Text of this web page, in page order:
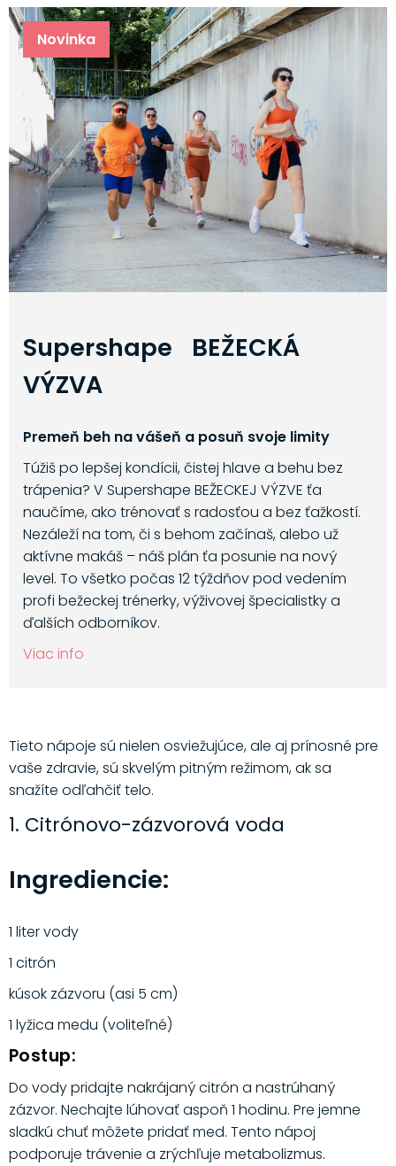
Novinka
Supershape BEŽECKÁ
VÝZVA
Premeň beh na vášeň a posuň svoje limity
Túžiš po lepšej kondícii, čistej hlave a behu bez
trápenia? V Supershape BEŽECKEJ VÝZVE ťa
naučíme, ako trénovať s radosťou a bez ťažkostí.
Nezáleží na tom, či s behom začínaš, alebo už
aktívne makáš – náš plán ťa posunie na nový
level. To všetko počas 12 týždňov pod vedením
profi bežeckej trénerky, výživovej špecialistky a
ďalších odborníkov.
Viac info
Tieto nápoje sú nielen osviežujúce, ale aj prínosné pre
vaše zdravie, sú skvelým pitným režimom, ak sa
snažíte odľahčiť telo.
1. Citrónovo-zázvorová voda
Ingrediencie:
1 liter vody
1 citrón
kúsok zázvoru (asi 5 cm)
1 lyžica medu (voliteľné)
Postup:
Do vody pridajte nakrájaný citrón a nastrúhaný
zázvor. Nechajte lúhovať aspoň 1 hodinu. Pre jemne
sladkú chuť môžete pridať med. Tento nápoj
podporuje trávenie a zrýchľuje metabolizmus.